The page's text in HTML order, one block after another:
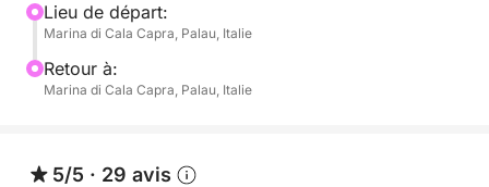
Nous jetterons l’ancre dans une baie protégée où
vous pourrez profiter des eaux cristallines pour
nager et faire de la plongée avec tuba.
détente.
Lieu de départ:
Marina di Cala Capra, Palau, Italie
Retour à:
Marina di Cala Capra, Palau, Italie
5/5 · 29 avis